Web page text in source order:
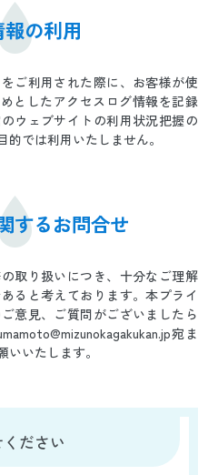
報の利用
ご利用された際に、お客様が使
としたアクセスログ情報を記録
ウェブサイトの利用状況把握の
では利用いたしません。
するお問合せ
取り扱いにつき、十分なご理解
ると考えております。本プライ
意見、ご質問がございましたら
宛ま
いたします。
ださい